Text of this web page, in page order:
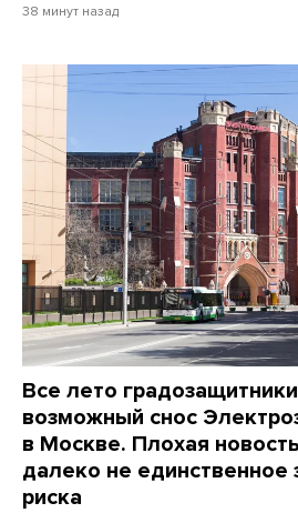
38 минут назад
Все лето
возможный снос
в Москве. Плохая
далеко не единственное
риска